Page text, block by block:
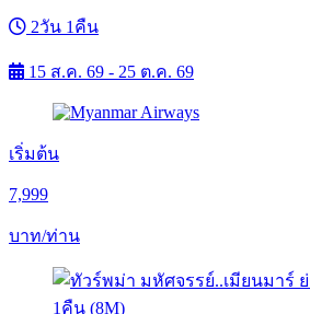
2วัน 1คืน
15 ส.ค. 69 - 25 ต.ค. 69
เริ่มต้น
7,999
บาท/ท่าน